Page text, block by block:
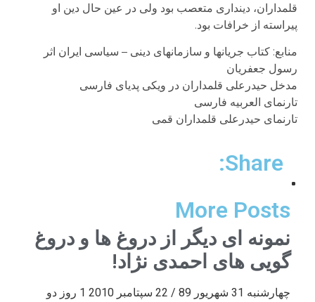
قلمداران، دینداری متعصب بود ولی در عین حال دین او
پیراسته از خرافات بود.
منابع: کتاب جریانها و سازمانهای دینی – سیاسی ایران اثر
رسول جعفریان
مدخل حیدرعلی قلمداران در ویکی پدیای فارسی
تارنمای العربیه فارسی
تارنمای حیدرعلی قلمداران قمی
Share:
More Posts
نمونه ای دیگر از دروغ ها و دروغ
گویی های احمدی نژاد!
چهارشنبه 31 شهریور 89 / 22 سپتامبر 2010 1 روز دو